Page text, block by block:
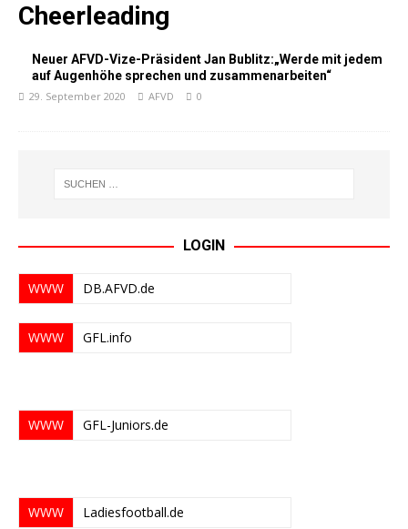
Cheerleading
Neuer AFVD-Vize-Präsident Jan Bublitz:„Werde mit jedem
auf Augenhöhe sprechen und zusammenarbeiten“
29. September 2020 AFVD 0
LOGIN
WWW DB.AFVD.de
WWW GFL.info
WWW GFL-Juniors.de
WWW Ladiesfootball.de